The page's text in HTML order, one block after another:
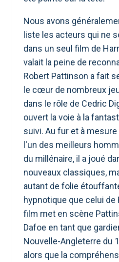
Nous avons
liste les acteurs qui ne
dans un seul film de
valait la peine de
Robert Pattinson a fait
le cœur de nombreux
dans le rôle de Cedric
ouvert la voie à la
suivi. Au fur et à
l'un des meilleurs
du millénaire, il a joué
nouveaux classiques,
autant de folie
hypnotique que celui de
film met en scène
Dafoe en tant que
Nouvelle-Angleterre du
alors que la